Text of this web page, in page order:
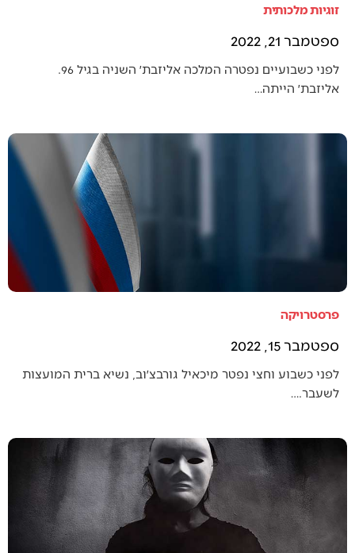
זוגיות מלכותית
ספטמבר 21, 2022
אליזבת׳ הייתה…
פרסטרויקה
ספטמבר 15, 2022
לפני כשבוע וחצי נפטר מיכאיל גורבצ׳וב, נשיא ברית המועצות
לשעבר.…